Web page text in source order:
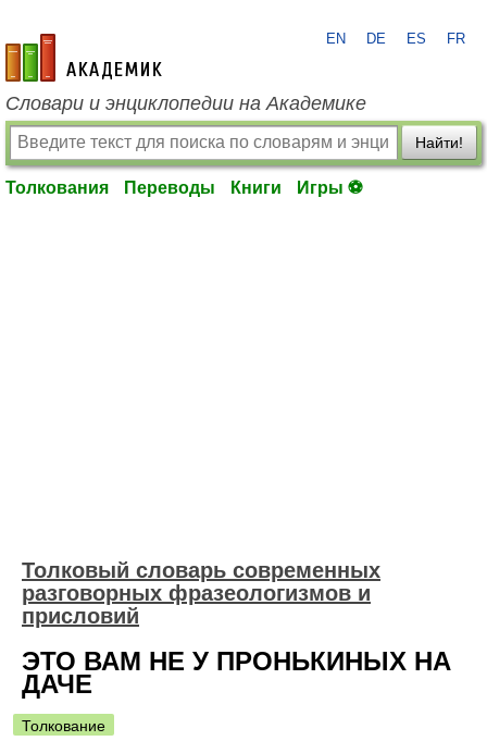
academic.ru
EN DE ES FR
Словари и энциклопедии на Академике
Найти!
Толкования Переводы Книги Игры ⚽
Толковый словарь современных
разговорных фразеологизмов и
присловий
ЭТО ВАМ НЕ У ПРОНЬКИНЫХ НА
ДАЧЕ
Толкование